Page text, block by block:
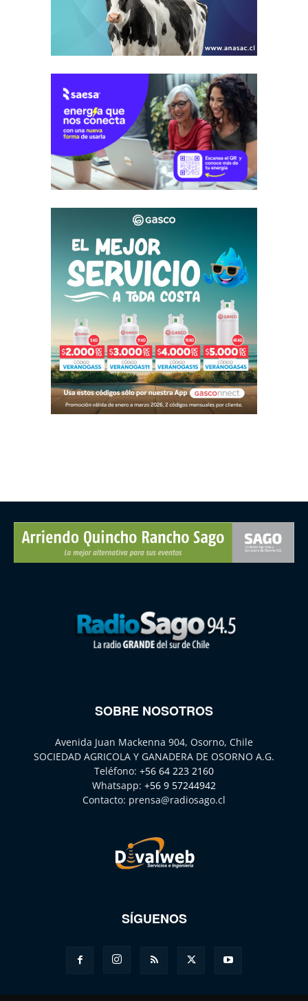
SOBRE NOSOTROS
Avenida Juan Mackenna 904, Osorno, Chile
SOCIEDAD AGRICOLA Y GANADERA DE OSORNO A.G.
Teléfono: +56 64 223 2160
Whatsapp: +56 9 57244942
Contacto: prensa@radiosago.cl
SÍGUENOS